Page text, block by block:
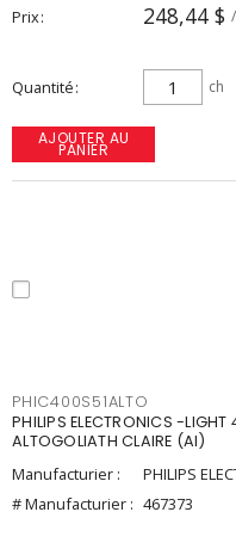
Prix 248,44 $
Quantité ch
AJOUTER AU
PANIER
PHIC400S51ALTO
PHILIPS ELECTRONICS -
ALTOGOLIATH CLAIRE (AI)
Manufacturier :
PHILIPS
# Manufacturier : 467373